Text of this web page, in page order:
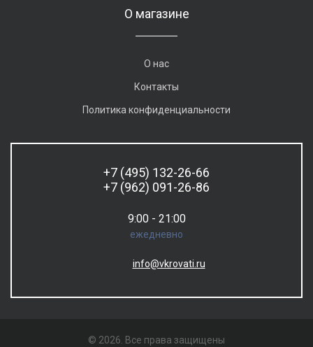
О магазине
О нас
Контакты
Политика конфиденциальности
+7 (495) 132-26-66
+7 (962) 091-26-86
9:00 - 21:00
ежедневно
info@vkrovati.ru
© 2026. Все права защищены